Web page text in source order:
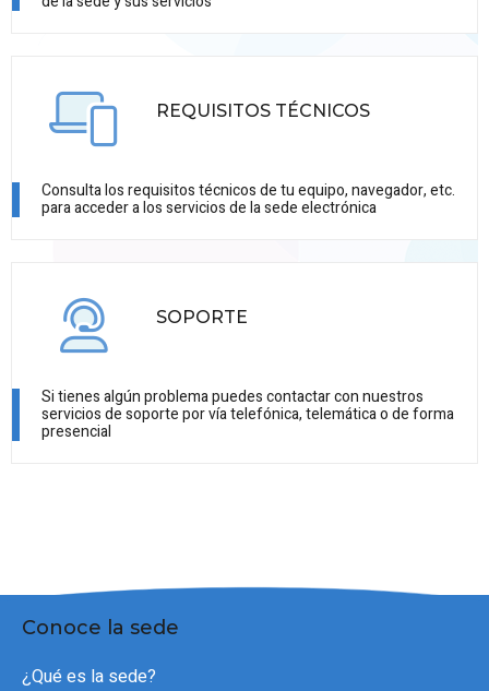
REQUISITOS TÉCNICOS
Consulta los requisitos técnicos de tu equipo, navegador, etc.
para acceder a los servicios de la sede electrónica
SOPORTE
Si tienes algún problema puedes contactar con nuestros
servicios de soporte por vía telefónica, telemática o de forma
presencial
Conoce la sede
¿Qué es la sede?